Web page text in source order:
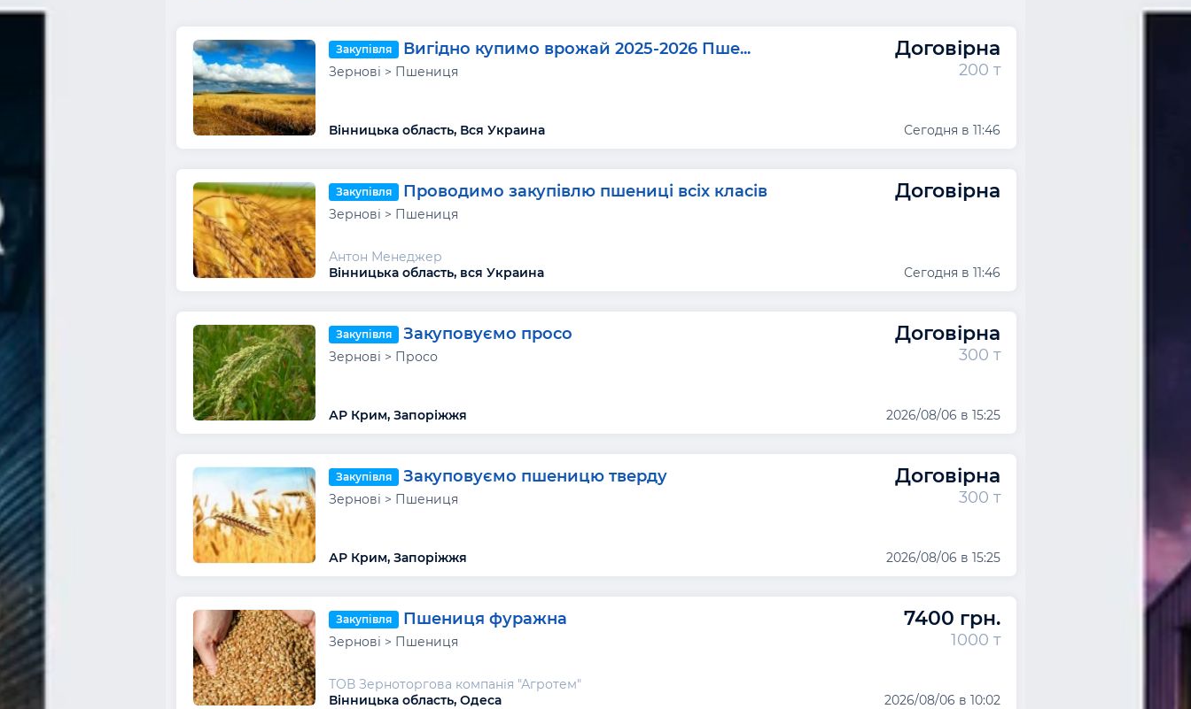
Закупівля Вигідно купимо врожай 2025-2026 Пше... Договірна
Зернові > Пшениця 200 т
Вінницька область, Вся Украина Сегодня в 11:46
Закупівля Проводимо закупівлю пшениці всіх класів Договірна
Зернові > Пшениця
Антон Менеджер
Вінницька область, вся Украина
Сегодня в 11:46
Закупівля Закуповуємо просо Договірна
Зернові > Просо 300 т
АР Крим, Запоріжжя 2026/08/06 в 15:25
Закупівля Закуповуємо пшеницю тверду Договірна
Зернові > Пшениця 300 т
АР Крим, Запоріжжя 2026/08/06 в 15:25
Закупівля Пшениця фуражна 7400 грн.
Зернові > Пшениця 1000 т
ТОВ Зерноторгова компанія "Агротем"
Вінницька область, Одеса
2026/08/06 в 10:02